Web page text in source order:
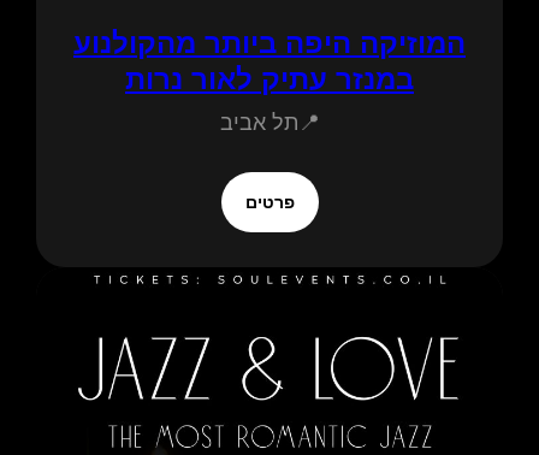
המוזיקה היפה ביותר מהקולנוע
במנזר עתיק לאור נרות
📍תל אביב
פרטים